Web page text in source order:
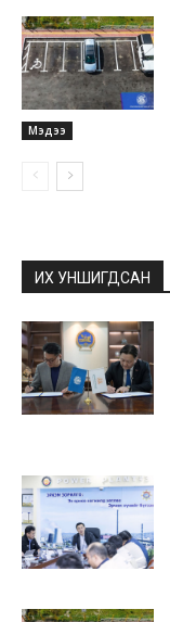
Мэдээ
ИХ УНШИГДСАН